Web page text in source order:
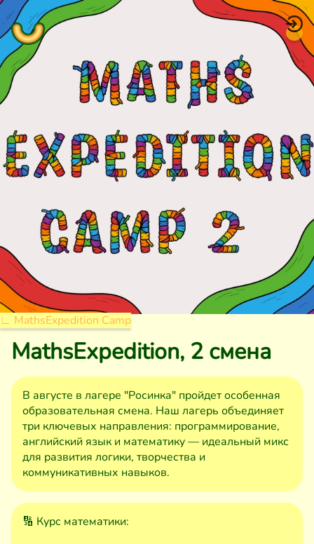
∟ MathsExpedition Camp
MathsExpedition, 2 смена
В августе в лагере "Росинка" пройдет особенная
образовательная смена. Наш лагерь объединяет
три ключевых направления: программирование,
английский язык и математику — идеальный микс
для развития логики, творчества и
коммуникативных навыков.
🔢 Курс математики: